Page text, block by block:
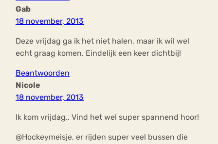
Gab
18 november, 2013
Deze vrijdag ga ik het niet halen, maar ik wil wel
echt graag komen. Eindelijk een keer dichtbij!
Beantwoorden
Nicole
18 november, 2013
Ik kom vrijdag.. Vind het wel super spannend hoor!
@Hockeymeisje, er rijden super veel bussen die